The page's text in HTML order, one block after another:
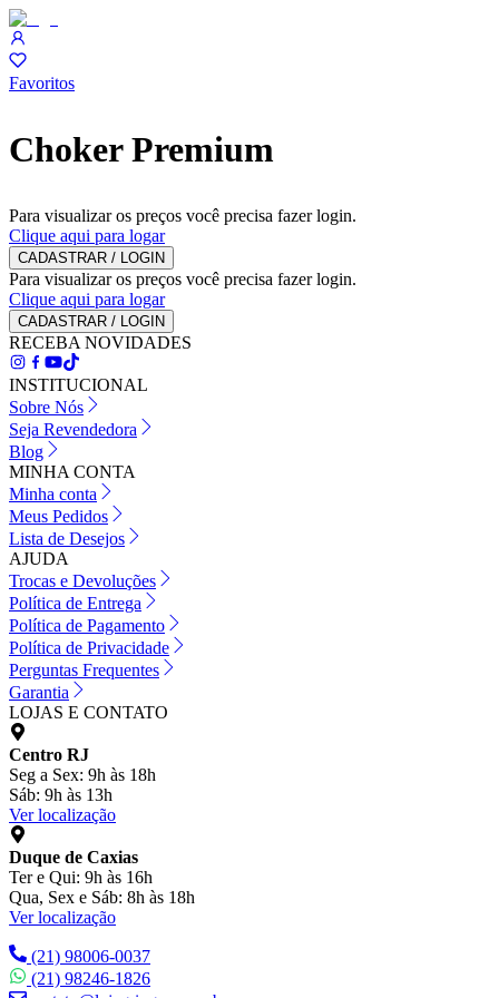
Favoritos
Choker Premium
Para visualizar os preços você precisa fazer login.
Clique aqui para logar
CADASTRAR / LOGIN
Para visualizar os preços você precisa fazer login.
Clique aqui para logar
CADASTRAR / LOGIN
RECEBA NOVIDADES
INSTITUCIONAL
Sobre Nós
Seja Revendedora
Blog
MINHA CONTA
Minha conta
Meus Pedidos
Lista de Desejos
AJUDA
Trocas e Devoluções
Política de Entrega
Política de Pagamento
Política de Privacidade
Perguntas Frequentes
Garantia
LOJAS E CONTATO
Centro RJ
Seg a Sex: 9h às 18h
Sáb: 9h às 13h
Ver localização
Duque de Caxias
Ter e Qui: 9h às 16h
Qua, Sex e Sáb: 8h às 18h
Ver localização
(21) 98006-0037
(21) 98246-1826